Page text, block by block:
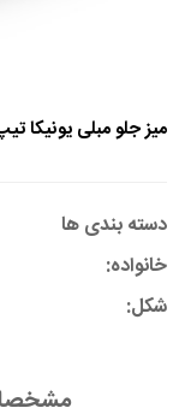
میز جلو مبلی یونیکا تیپ
دسته بندی ها
خانواده:
شکل: